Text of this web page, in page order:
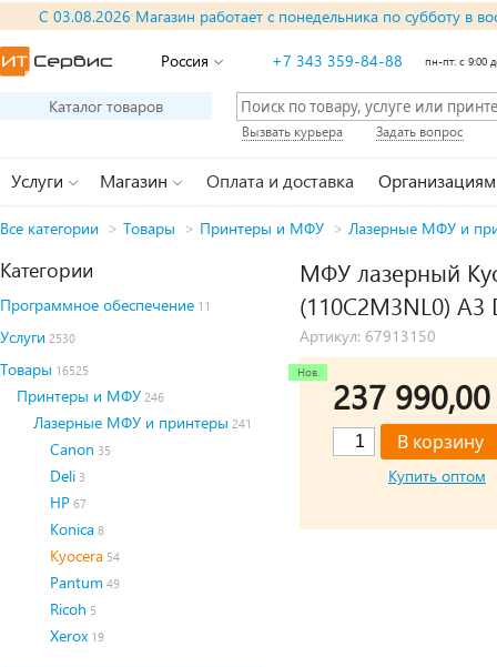
С 03.08.2026 Магазин работает с понедельника по субботу в
Россия +7 343 359-84-88 пн-пт: с 9:00
Каталог товаров
Вызвать курьера Задать вопрос
Услуги Магазин Оплата и доставка Организациям
Все категории > Товары > Принтеры и МФУ > Лазерные МФУ и
Категории
Программное обеспечение 11
Услуги 2530
Товары 16525
Принтеры и МФУ 246
Лазерные МФУ и принтеры 241
Canon 35
Deli 3
HP 67
Konica 8
Kyocera 54
Pantum 49
Ricoh 5
Xerox 19
МФУ лазерный
(110C2M3NL0)
Артикул: 67913150
237
Купить оптом